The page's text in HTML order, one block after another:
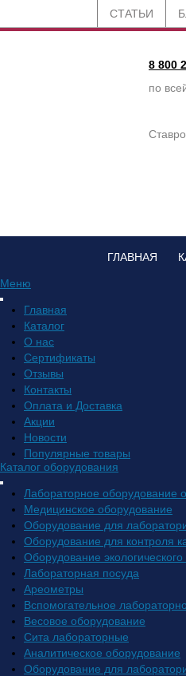
СТАТЬИ
8 800
по
ГЛАВНАЯ
Меню
Главная
Каталог
О нас
Сертификаты
Отзывы
Контакты
Оплата и Доставка
Акции
Новости
Популярные товары
Каталог оборудования
Лабораторное оборудование
Медицинское оборудование
Оборудование для
Оборудование для контроля
Оборудование экологического
Лабораторная посуда
Ареометры
Вспомогательное
Весовое оборудование
Сита лабораторные
Аналитическое оборудование
Оборудование для